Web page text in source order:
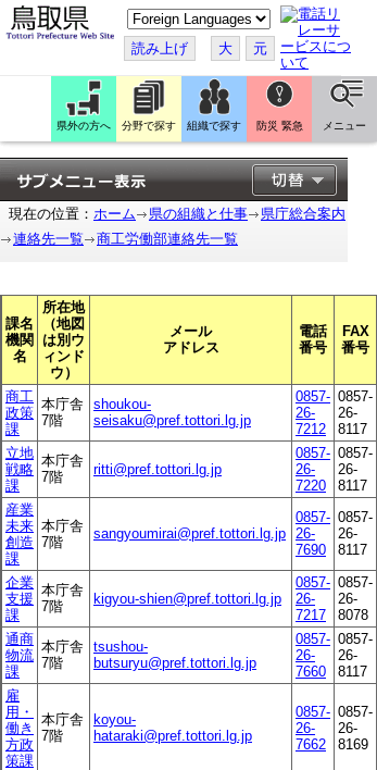
こ
の
ペ
ー
ジ
を
翻
訳
す
る
読み上げ 大 元
県外の方へ 分野で探す 組織で探す 防災 緊急 メニュー
現在の位置： ホーム 県の組織と仕事
県庁総合案内
連絡先一覧
商工労働部連絡先一覧
課名
機関
名
所在地
（地図
は別ウ
ィンド
ウ）
メール
アドレス
電話
番号
FAX
番号
商工
政策
課
本庁舎
7階
shoukou-
seisaku@pref.tottori.lg.jp
0857-
26-
7212
0857-
26-
8117
立地
戦略
課
本庁舎
7階
ritti@pref.tottori.lg.jp
0857-
26-
7220
0857-
26-
8117
産業
未来
創造
課
本庁舎
7階
sangyoumirai@pref.tottori.lg.jp
0857-
26-
7690
0857-
26-
8117
企業
支援
課
本庁舎
7階
kigyou-shien@pref.tottori.lg.jp
0857-
26-
7217
0857-
26-
8078
通商
物流
課
本庁舎
7階
tsushou-
butsuryu@pref.tottori.lg.jp
0857-
26-
7660
0857-
26-
8117
雇
用・
働き
方政
策課
本庁舎
7階
koyou-
hataraki@pref.tottori.lg.jp
0857-
26-
7662
0857-
26-
8169